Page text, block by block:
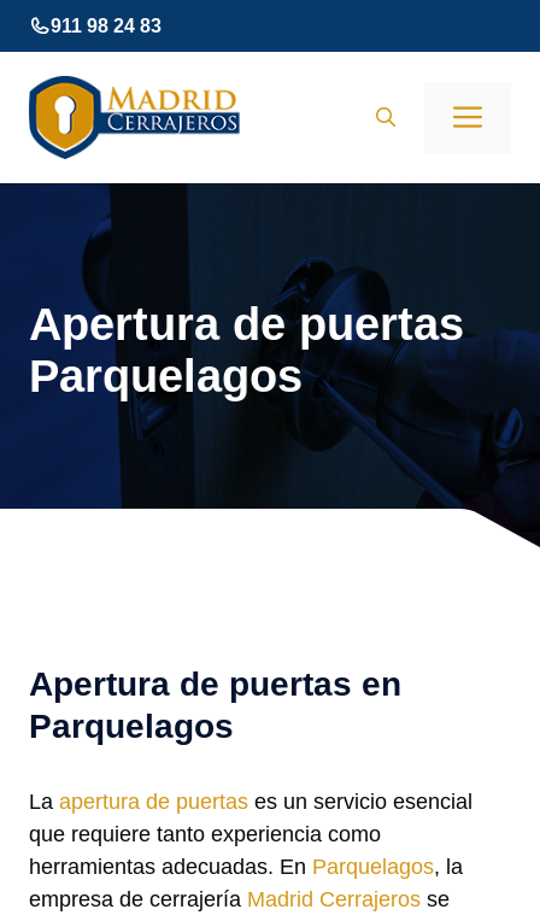
Saltar
al
contenido
911 98 24 83
Apertura de puertas
Parquelagos
Apertura de puertas en
Parquelagos
La apertura de puertas es un servicio esencial
que requiere tanto experiencia como
herramientas adecuadas. En Parquelagos, la
empresa de cerrajería Madrid Cerrajeros se